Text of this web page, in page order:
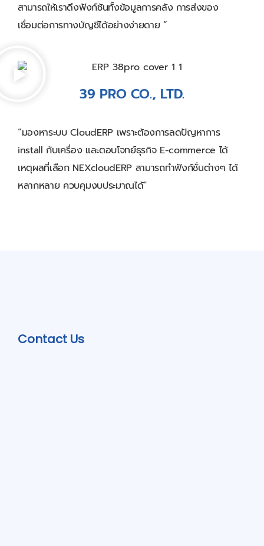
สามารถให้เราดึงฟังก์ชันทั้งข้อมูลการคลัง การส่งของ
เชื่อมต่อการทางบัญชีได้อย่างง่ายดาย ”
39 PRO CO., LTD.​
“มองหาระบบ CloudERP เพราะต้องการลดปัญหาการ
install กับเครื่อง และตอบโจทย์ธุรกิจ E-commerce ได้
เหตุผลที่เลือก NEXcloudERP สามารถทำฟังก์ชั่นต่างๆ ได้
หลากหลาย ควบคุมงบประมาณได้”
Contact Us